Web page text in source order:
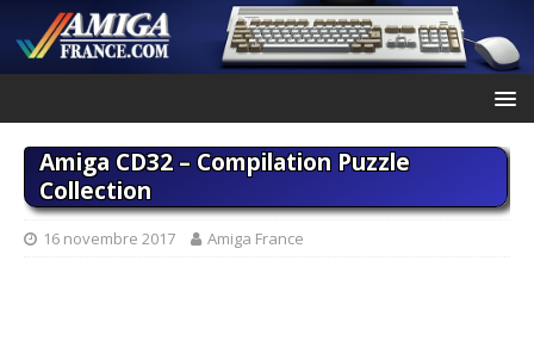
Amiga CD32 – Compilation Puzzle
Collection
16 novembre 2017 Amiga France